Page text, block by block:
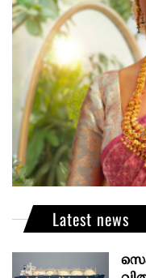
Latest news